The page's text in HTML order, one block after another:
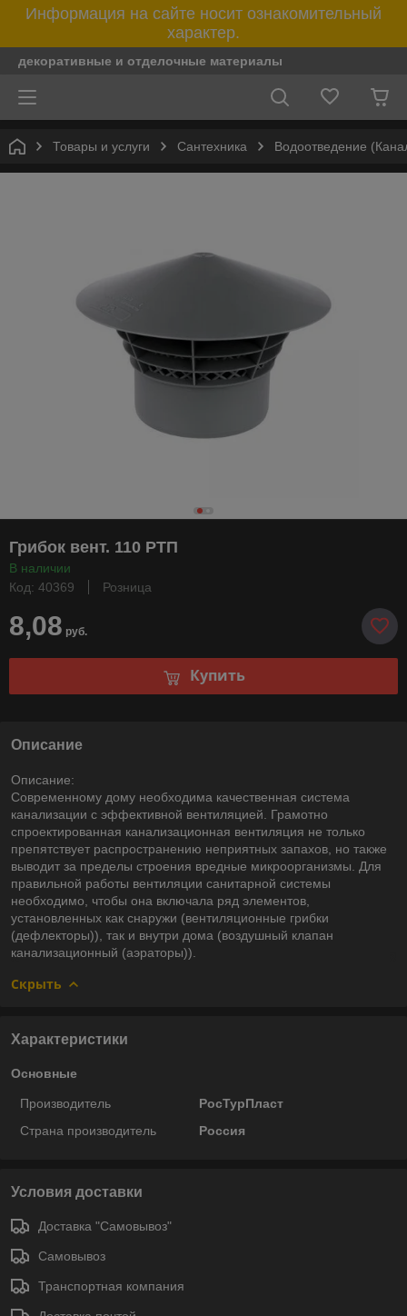
Информация на сайте носит ознакомительный
характер.
декоративные и отделочные материалы
Товары и услуги Сантехника Водоотведение
Грибок вент. 110 РТП
В наличии
Код: 40369
Розница
8,08 руб.
Купить
Описание
Описание:
Современному дому необходима качественная система
канализации с эффективной вентиляцией. Грамотно
спроектированная канализационная вентиляция не только
препятствует распространению неприятных запахов, но также
выводит за пределы строения вредные микроорганизмы. Для
правильной работы вентиляции санитарной системы
необходимо, чтобы она включала ряд элементов,
установленных как снаружи (вентиляционные грибки
(дефлекторы)), так и внутри дома (воздушный клапан
канализационный (аэраторы)).
Скрыть
Характеристики
Основные
Производитель
РосТурПласт
Страна производитель
Россия
Условия доставки
Доставка "Самовывоз"
Самовывоз
Транспортная компания